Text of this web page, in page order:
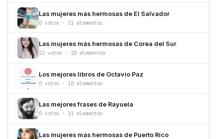
Las mujeres más hermosas de El Salvador
0 votos · 11 elementos
Las mujeres más hermosas de Corea del Sur
22 votos · 20 elementos
Los mejores libros de Octavio Paz
0 votos · 10 elementos
Las mejores frases de Rayuela
0 votos · 11 elementos
Las mujeres más hermosas de Puerto Rico